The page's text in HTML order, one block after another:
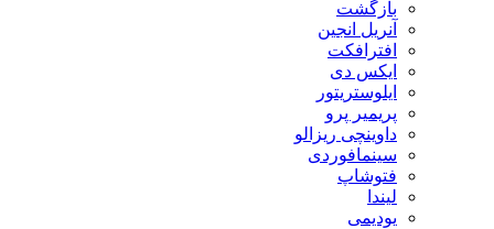
بازگشت
آنریل انجین
افترافکت
ایکس دی
ایلوستریتور
پریمیر پرو
داوینچی ریزالو
سینمافوردی
فتوشاپ
لیندا
یودیمی